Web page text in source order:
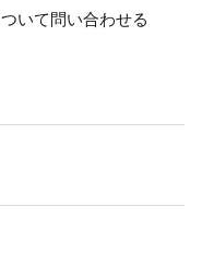
いて問い合わせる